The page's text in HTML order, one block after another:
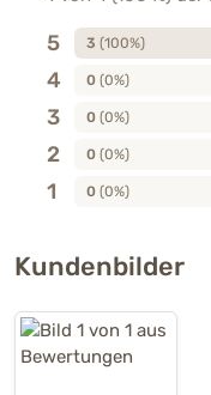
5 3 (100%)
4 0 (0%)
3 0 (0%)
2 0 (0%)
1 0 (0%)
Kundenbilder